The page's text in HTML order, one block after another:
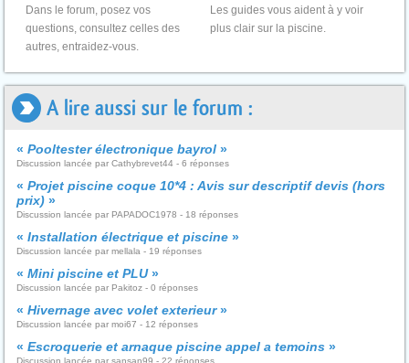
Dans le forum, posez vos
questions, consultez celles des
autres, entraidez-vous.
Les guides vous aident à y voir
plus clair sur la piscine.
A lire aussi sur le forum :
« Pooltester électronique bayrol »
Discussion lancée par Cathybrevet44 - 6 réponses
« Projet piscine coque 10*4 : Avis sur descriptif devis (hors
prix) »
Discussion lancée par PAPADOC1978 - 18 réponses
« Installation électrique et piscine »
Discussion lancée par mellala - 19 réponses
« Mini piscine et PLU»
Discussion lancée par Pakitoz - 0 réponses
« Hivernage avec volet exterieur»
Discussion lancée par moi67 - 12 réponses
« Escroquerie et arnaque piscine appel a temoins »
Discussion lancée par sansan99 - 22 réponses